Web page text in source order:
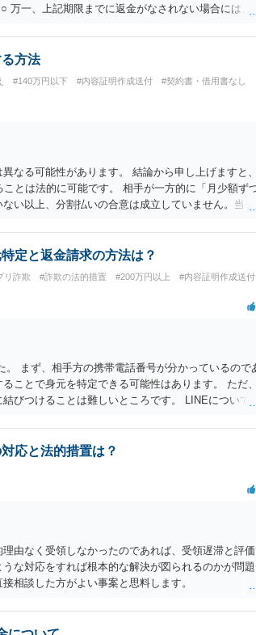
一、上記期限までに返金がなされない場合には、
法的手続を直ちに講じます。 その際には、訴訟に
て請求する予定ですので、あらかじめ申し添えま
、私に対する返還義務の発生や履行時期には何ら影
決を不必要に遅延させることなく、誠意をもって速
方法
#140万円以下 #内容証明作成送付
#契約書・借用書なし
なる可能性があります。 結論から申し上げますと
とは法的に可能です。 相手が一方的に「月少額ず
い以上、分割払いの合意は成立していません。当
のメッセージ等で「分割払いには同意していない
相手の本名・住所の確認：応じない場合に法的手
）の事実も踏まえ、応じない場合は法的措置を辞さ
定と返金請求の方法は？
リ詐欺 #詐欺の法的措置 #200万円以上
#内容証明作成送付
まず、相手方の携帯電話番号が分かっているので
ことで身元を特定できる可能性はあります。 ただ
びつけることは難しいところです。 LINEについて
かを確認していきます。 基本的に贈与に該当する
金の理屈があるかどうかを確認していきます。 さ
ートすることになるでしょう。 ご理解のとおり、
件化が出来るのであれば、返金交渉で有利になる可
ころがあります。 こちらについては、一度、最寄
的な見通しに関しては、証拠を拝見する必要がある
す。
応と法的措置は？
由なく受領しなかったのであれば、受領遅滞と評
な対応をすれば根本的な解決が図られるのかが問
相談した方がよい事案と思料します。